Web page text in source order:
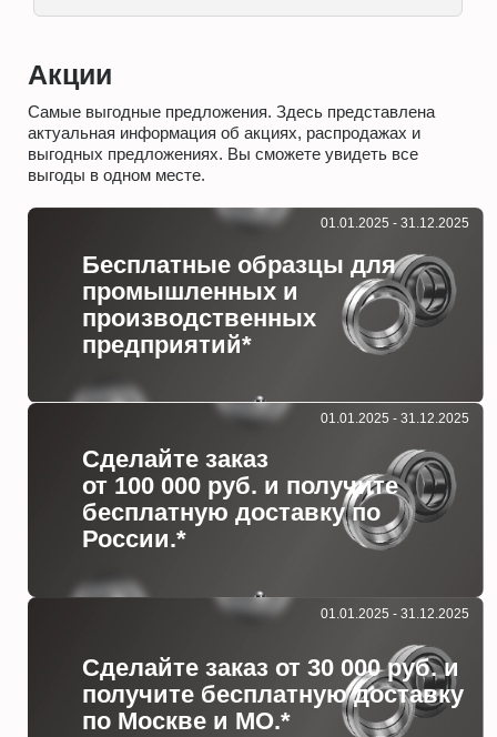
Акции
Самые выгодные предложения. Здесь представлена
актуальная информация об акциях, распродажах и
выгодных предложениях. Вы сможете увидеть все
выгоды в одном месте.
Бесплатные образцы для
промышленных и
производственных
предприятий*
01.01.2025 - 31.12.2025
Сделайте заказ
от 100 000 руб. и получите
бесплатную доставку по
России.*
01.01.2025 - 31.12.2025
Сделайте заказ от 30 000 руб. и
получите бесплатную доставку
по Москве и МО.*
01.01.2025 - 31.12.2025